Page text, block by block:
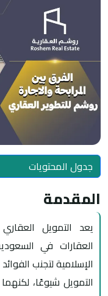
جدول المحتويات
المقدمة
يعد التمويل العقاري الإسلامي من أبرز الخيارات لامتلاك
العقارات في
الإسلامية لتجنب
التمويل شيوعًا،